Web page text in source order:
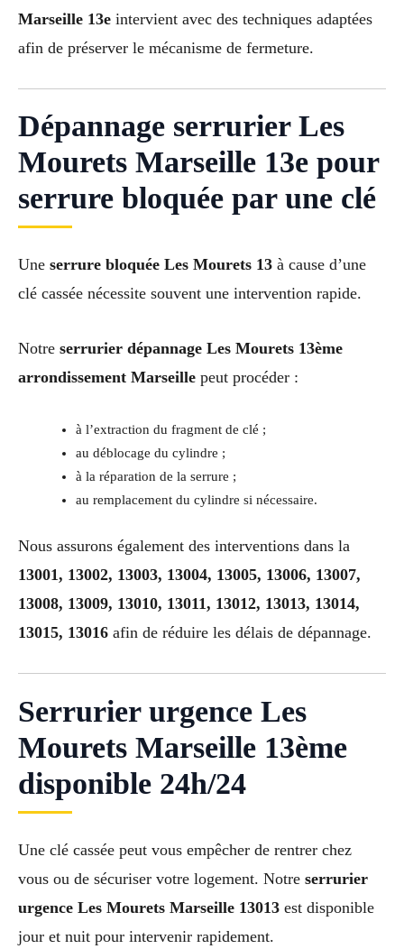
Marseille 13e intervient avec des techniques adaptées
afin de préserver le mécanisme de fermeture.
Dépannage serrurier Les
Mourets Marseille 13e pour
serrure bloquée par une clé
Une serrure bloquée Les Mourets 13 à cause d’une
clé cassée nécessite souvent une intervention rapide.
Notre serrurier dépannage Les Mourets 13ème
arrondissement Marseille peut procéder :
à l’extraction du fragment de clé ;
au déblocage du cylindre ;
à la réparation de la serrure ;
au remplacement du cylindre si nécessaire.
Nous assurons également des interventions dans la
13001, 13002, 13003, 13004, 13005, 13006, 13007,
13008, 13009, 13010, 13011, 13012, 13013, 13014,
13015, 13016 afin de réduire les délais de dépannage.
Serrurier urgence Les
Mourets Marseille 13ème
disponible 24h/24
Une clé cassée peut vous empêcher de rentrer chez
vous ou de sécuriser votre logement. Notre serrurier
urgence Les Mourets Marseille 13013 est disponible
jour et nuit pour intervenir rapidement.